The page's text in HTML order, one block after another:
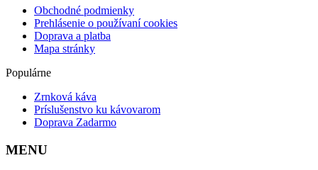
Obchodné podmienky
Prehlásenie o používaní cookies
Doprava a platba
Mapa stránky
Populárne
Zrnková káva
Príslušenstvo ku kávovarom
Doprava Zadarmo
MENU